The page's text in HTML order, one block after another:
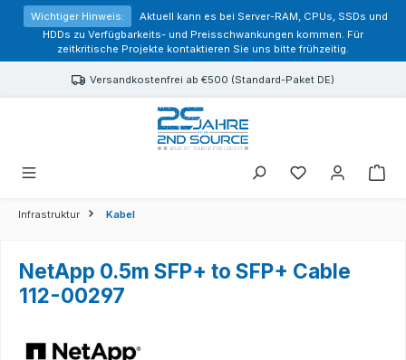
springen
Wichtiger Hinweis:
Aktuell kann es bei Server-RAM, CPUs, SSDs und
HDDs zu Verfügbarkeits- und Preisschwankungen kommen. Für
zeitkritische Projekte kontaktieren Sie uns bitte frühzeitig.
Versandkostenfrei ab €500 (Standard-Paket DE)
Sie haben 0
Infrastruktur Kabel
NetApp 0.5m SFP+ to SFP+ Cable
112-00297